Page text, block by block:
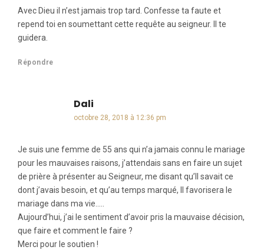
Avec Dieu il n’est jamais trop tard. Confesse ta faute et
repend toi en soumettant cette requête au seigneur. Il te
guidera.
Répondre
Dali
octobre 28, 2018 à 12:36 pm
Je suis une femme de 55 ans qui n’a jamais connu le mariage
pour les mauvaises raisons, j’attendais sans en faire un sujet
de prière à présenter au Seigneur, me disant qu’Il savait ce
dont j’avais besoin, et qu’au temps marqué, Il favorisera le
mariage dans ma vie…..
Aujourd’hui, j’ai le sentiment d’avoir pris la mauvaise décision,
que faire et comment le faire ?
Merci pour le soutien !